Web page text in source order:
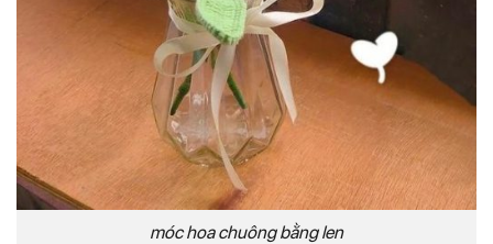
móc hoa chuông bằng len